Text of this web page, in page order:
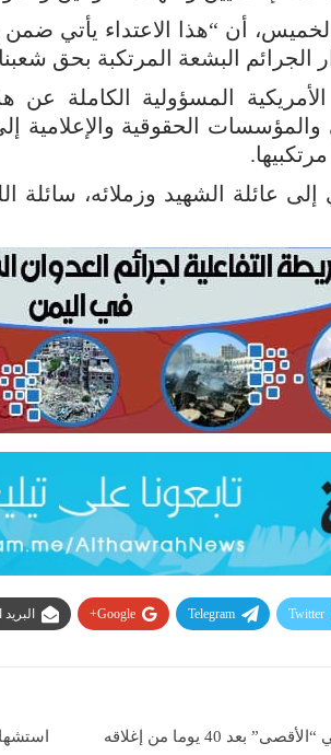
أن “هذا الاعتداء يأتي
الجرائم البشعة المرتكبة بحق
المسؤولية الكاملة عن
الحقوقية والإعلامية
عائلة الشهيد وزملائه، سائلة
Twitter
Telegram
Google+